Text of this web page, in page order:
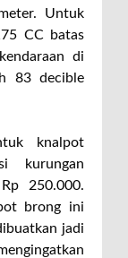
Untuk
CC batas
di
83 decible
knalpot
kurungan
250.000.
brong ini
jadi